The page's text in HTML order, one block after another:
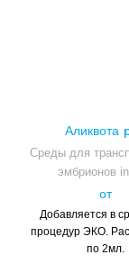
Аликвота
Среды для
эмбрионов
от
Добавляется в
процедур ЭКО.
по 2мл.